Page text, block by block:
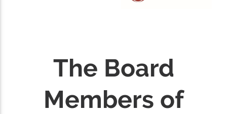
The Board
Members of